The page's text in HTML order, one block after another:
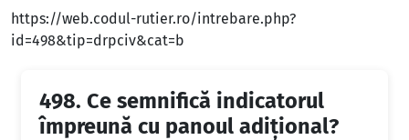
https://web.codul-rutier.ro/intrebare.php?
id=498&tip=drpciv&cat=b
498. Ce semnifică indicatorul
împreună cu panoul adiţional?